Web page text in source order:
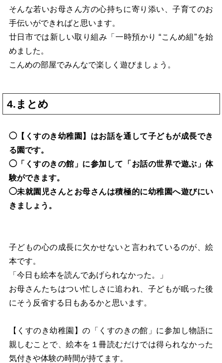
そんな若いお母さん方の心持ちに寄り添い、子育てのお
手伝いができればと思います。
廿日市では新しい取り組み「一時預かり “こんめ組”を始
めました。
こんめの部屋でみんなで楽しく遊びましょう。
4.まとめ
◯【くすのき幼稚園】はお話を通して子どもが成長でき
る園です。
◯「くすのきの館」に参加して「お話の世界で遊ぶ」体
験ができます。
◯未就園児さんとお母さんは積極的に幼稚園へ遊びにい
きましょう。
子どもの心の成長に欠かせないと言われているのが、絵
本です。
「今日も絵本を読んであげられなかった。」
お母さんたちはつい忙しさに追われ、子どもが眠った後
にそう反省する日もあるかと思います。
【くすのき幼稚園】の「くすのきの館」に参加し物語に
親しむことで、絵本を１冊読むだけでは得られなかった
気付きや体験の時間が持てます。